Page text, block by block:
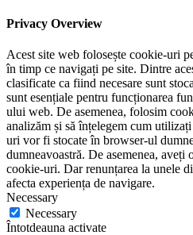
Privacy Overview
Acest site web folosește cookie-uri
în timp ce navigați pe site. Dintre
clasificate ca fiind necesare sunt
sunt esențiale pentru funcționarea
ului web. De asemenea, folosim
analizăm și să înțelegem cum
uri vor fi stocate în browser-ul
dumneavoastră. De asemenea, aveți
cookie-uri. Dar renunțarea la unele
afecta experiența de navigare.
Necessary
Necessary
Întotdeauna activate